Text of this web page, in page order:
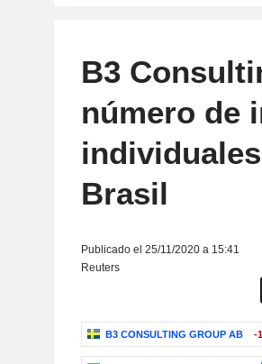
B3
número de
Brasil
Publicado el 25/11/2020 a 15:41
Reuters
B3 CONSULTING GROUP AB -